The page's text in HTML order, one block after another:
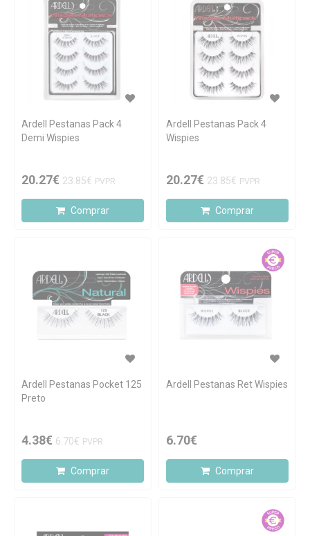
Ardell Pestanas Pack 4
Demi Wispies
20.27€ 23.85€ PVPR
Comprar
Ardell Pestanas Pack 4
Wispies
20.27€ 23.85€ PVPR
Comprar
Ardell Pestanas Pocket 125
Preto
4.38€ 6.70€ PVPR
Comprar
Ardell Pestanas Ret Wispies
6.70€
Comprar